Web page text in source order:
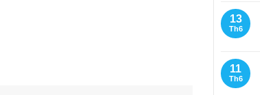
13
Th6
11
Th6